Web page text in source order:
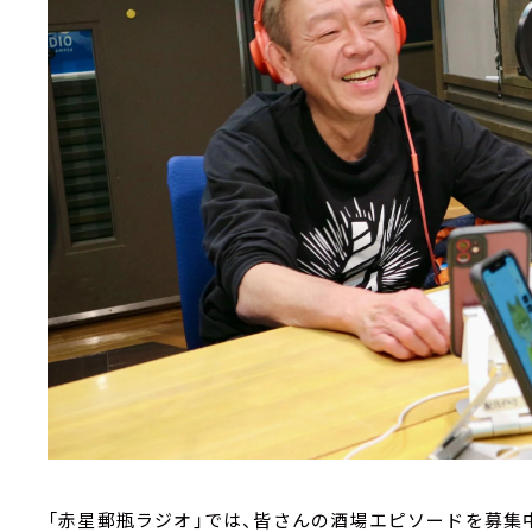
「赤星郵瓶ラジオ」では、皆さんの酒場エピソードを募集